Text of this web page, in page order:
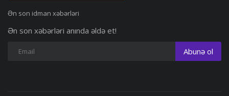
Ən son idman xəbərləri
Ən son xəbərləri anında əldə et!
Abunə ol